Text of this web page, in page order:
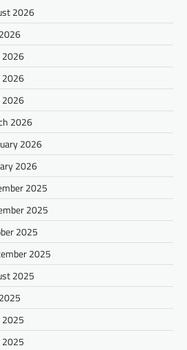
2026
2026
2026
2026
2026
2026
2026
2025
2025
2025
2025
2025
2025
2025